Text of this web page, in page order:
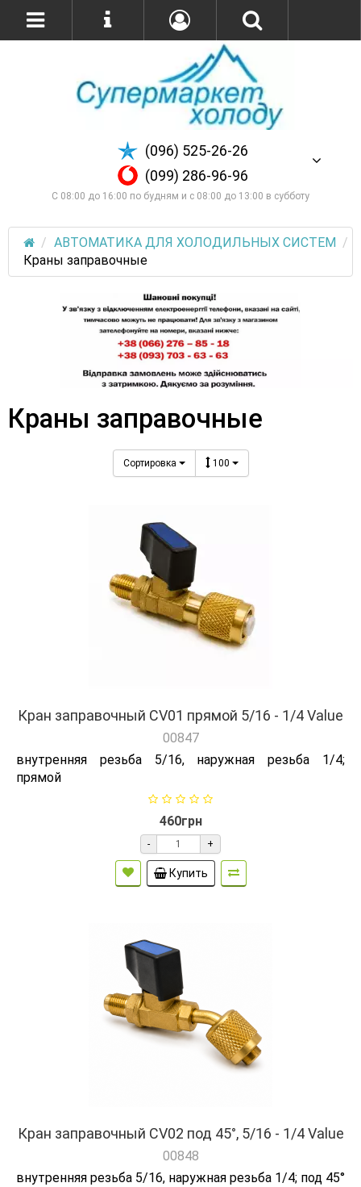
(096) 525-26-26
(099) 286-96-96
С 08:00 до 16:00 по будням и с 08:00 до 13:00 в субботу
АВТОМАТИКА ДЛЯ ХОЛОДИЛЬНЫХ СИСТЕМ
Краны заправочные
Краны заправочные
Сортировка 100
Кран заправочный CV01 прямой 5/16 - 1/4 Value
00847
внутренняя резьба 5/16, наружная резьба 1/4;
прямой
460грн
- +
Купить
Кран заправочный CV02 под 45°, 5/16 - 1/4 Value
00848
внутренняя резьба 5/16, наружная резьба 1/4; под 45°